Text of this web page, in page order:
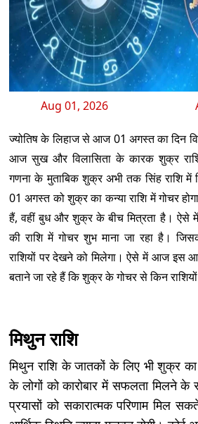
Aug 01, 2026
ज्योतिष के लिहाज से आज 01 अगस्त का दिन
आज सुख और विलासिता के कारक शुक्र राशि
गणना के मुताबिक शुक्र अभी तक सिंह राशि
01 अगस्त को शुक्र का कन्या राशि में गोचर
हैं, वहीं बुध और शुक्र के बीच मित्रता है। ऐसे
की राशि में गोचर शुभ माना जा रहा है।
राशियों पर देखने को मिलेगा। ऐसे में आज इस
बताने जा रहे हैं कि शुक्र के गोचर से किन
मिथुन राशि
मिथुन राशि के जातकों के लिए भी शुक्र
के लोगों को कारोबार में सफलता मिलने के
प्रयासों को सकारात्मक परिणाम मिल